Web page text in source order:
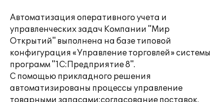
Автоматизация оперативного учета и
управленческих задач Компании "Мир
Открытий" выполнена на базе типовой
конфигурация «Управление торговлей» системы
программ "1С:Предприятие 8".
С помощью прикладного решения
автоматизированы процессы управление
товарными запасами:согласование поставок,